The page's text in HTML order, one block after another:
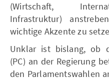
(Wirtschaft,
Infrastruktur)
wichtige Akzente zu
Unklar ist bislang, ob
(PC) an der Regierung
den Parlamentswahlen